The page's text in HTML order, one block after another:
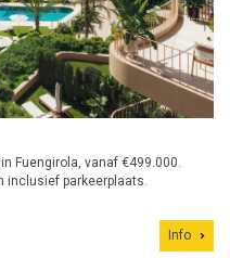
Fuengirola, vanaf €499.000.
inclusief parkeerplaats.
Info